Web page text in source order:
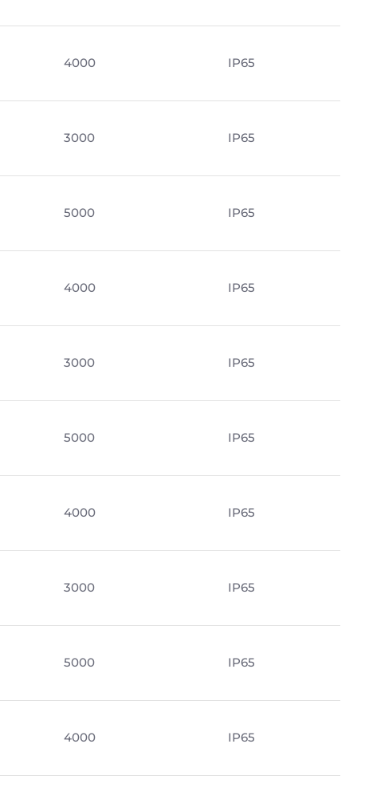
4000 IP65
3000 IP65
5000 IP65
4000 IP65
3000 IP65
5000 IP65
4000 IP65
3000 IP65
5000 IP65
4000 IP65